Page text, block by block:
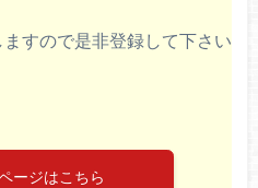
すので是非登録して下さい
ージはこちら